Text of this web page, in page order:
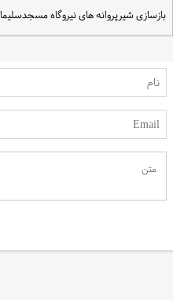
بازسازی شیرپروانه‌ های نیروگاه مسجدسلیمان